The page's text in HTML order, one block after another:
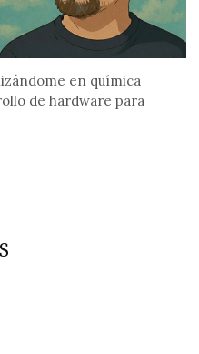
en química
de hardware para